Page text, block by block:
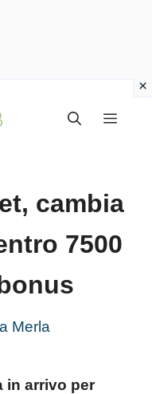
Menu
cambia
7500
Merla
in arrivo per